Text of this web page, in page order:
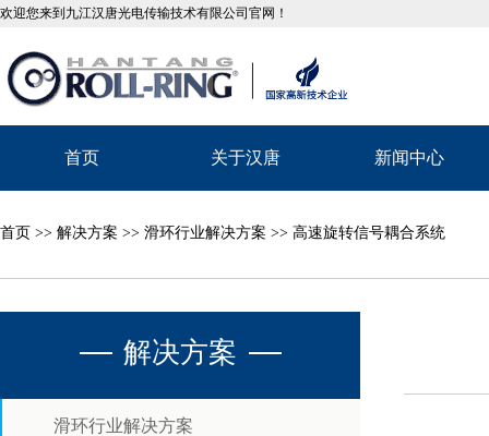
欢迎您来到九江汉唐光电传输技术有限公司官网！
首页 关于汉唐 新闻中心
首页 >> 解决方案 >> 滑环行业解决方案 >> 高速旋转信号耦合系统
解决方案
滑环行业解决方案